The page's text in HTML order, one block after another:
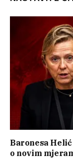
Baronesa
o novim